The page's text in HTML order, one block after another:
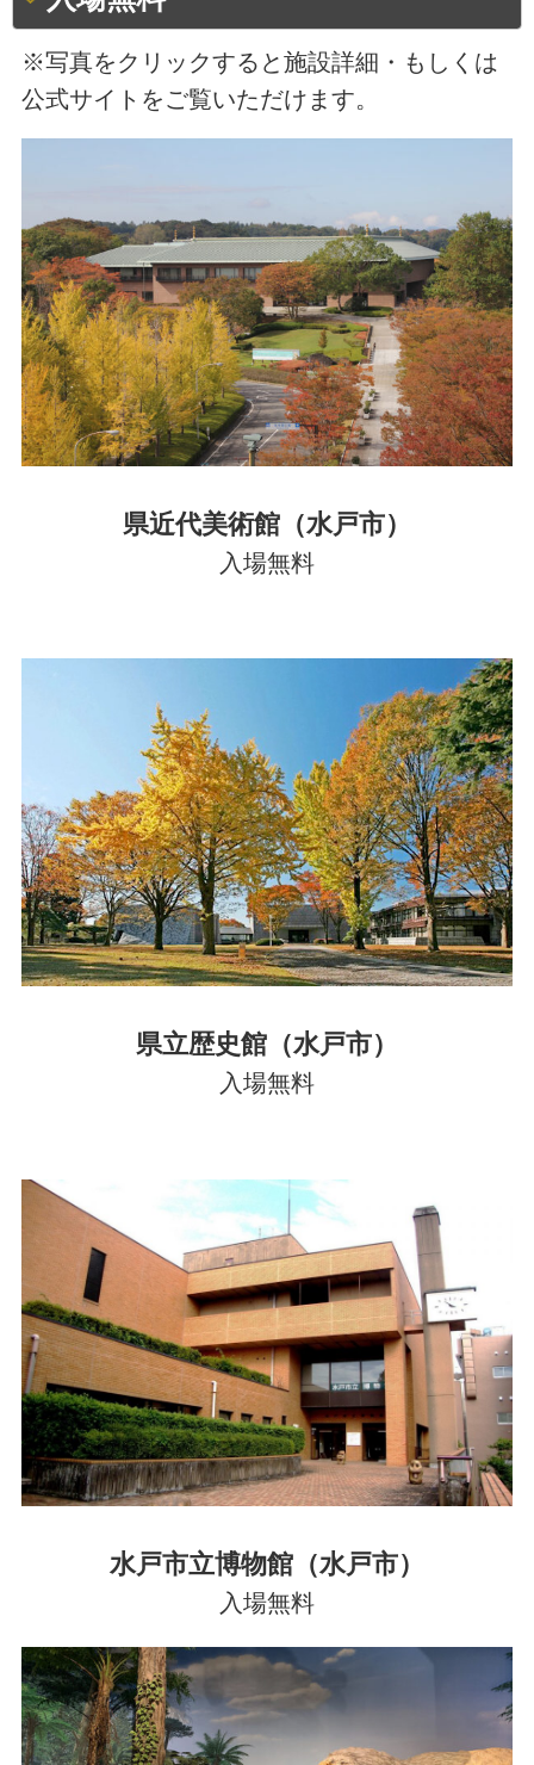
※写真をクリックすると施設詳細・もしくは
公式サイトをご覧いただけます。
県近代美術館（水戸市）
入場無料
県立歴史館（水戸市）
入場無料
水戸市立博物館（水戸市）
入場無料